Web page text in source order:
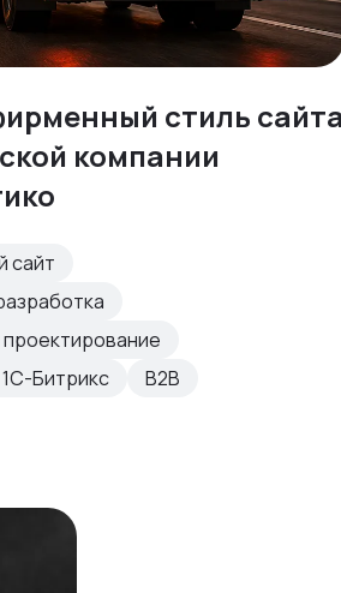
стиль сайта
компании
сайт
проектирование
Битрикс
B2B